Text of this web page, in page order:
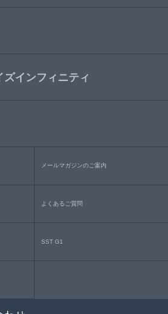
インフィニティ
メールマガジンのご案内
よくあるご質問
SST G1